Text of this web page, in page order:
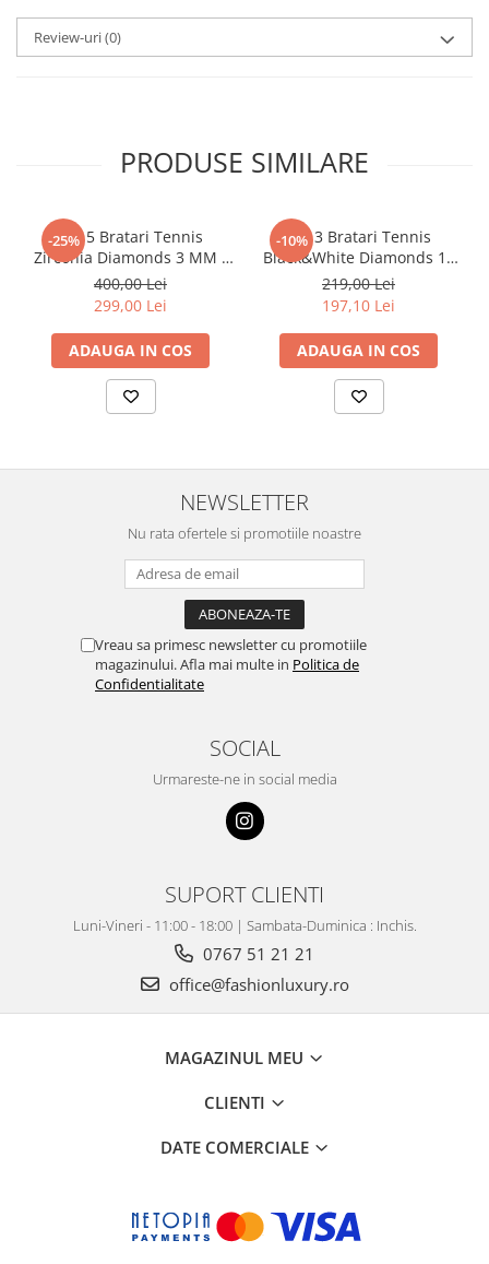
Review-uri(0)
PRODUSE SIMILARE
-25%
Set 5 Bratari Tennis
Zirconia Diamonds 3 MM /
19.5 CM
400,00 Lei
299,00 Lei
ADAUGA IN COS
-10%
Set 3 Bratari Tennis
Black&White Diamonds 19
CM
219,00 Lei
197,10 Lei
ADAUGA IN COS
NEWSLETTER
Nu rata ofertele si promotiile noastre
Vreau sa primesc newsletter cu promotiile
magazinului. Afla mai multe in Politica de
Confidentialitate
SOCIAL
Urmareste-ne in social media
SUPORT CLIENTI
Luni-Vineri - 11:00 - 18:00 | Sambata-Duminica : Inchis.
0767 51 21 21
office@fashionluxury.ro
MAGAZINUL MEU
CLIENTI
DATE COMERCIALE